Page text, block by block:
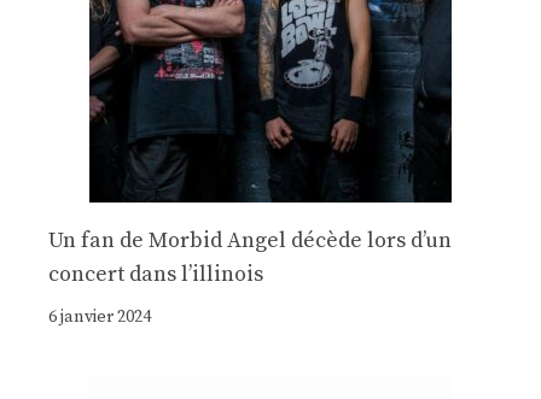
Un fan de Morbid Angel décède lors d’un
concert dans l’illinois
6 janvier 2024